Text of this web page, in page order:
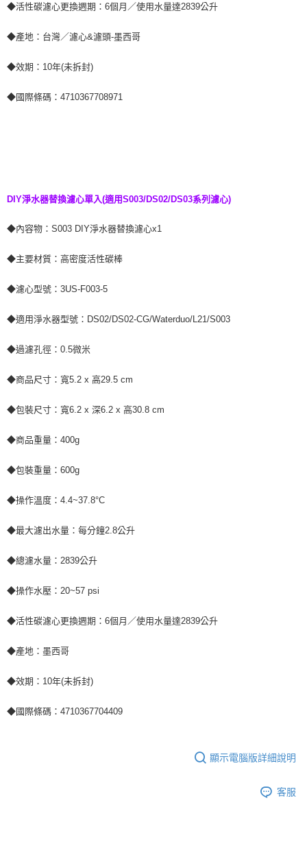
◆活性碳濾心更換週期：6個月／使用水量達2839公升
◆產地：台灣／濾心&濾頭-墨西哥
◆效期：10年(未拆封)
◆國際條碼：4710367708971
DIY淨水器替換濾心單入(適用S003/DS02/DS03系列濾心)
◆內容物：S003 DIY淨水器替換濾心x1
◆主要材質：高密度活性碳棒
◆濾心型號：3US-F003-5
◆適用淨水器型號：DS02/DS02-CG/Waterduo/L21/S003
◆過濾孔徑：0.5微米
◆商品尺寸：寬5.2 x 高29.5 cm
◆包裝尺寸：寬6.2 x 深6.2 x 高30.8 cm
◆商品重量：400g
◆包裝重量：600g
◆操作溫度：4.4~37.8°C
◆最大濾出水量：每分鐘2.8公升
◆總濾水量：2839公升
◆操作水壓：20~57 psi
◆活性碳濾心更換週期：6個月／使用水量達2839公升
◆產地：墨西哥
◆效期：10年(未拆封)
◆國際條碼：4710367704409
顯示電腦版詳細說明
客服